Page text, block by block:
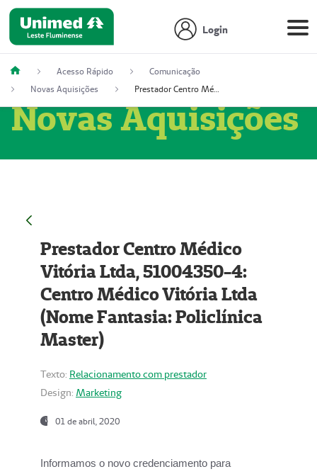
Login
Acesso Rápido
Comunicação
Novas Aquisições
Prestador Centro Médico Vitória Ltda, 51004350-4: Centro Médico Vitória Ltda (Nome Fantasia: Policlínica Master)
Novas Aquisições
Prestador Centro Médico
Vitória Ltda, 51004350-4:
Centro Médico Vitória Ltda
(Nome Fantasia: Policlínica
Master)
Texto: Relacionamento com prestador
Design: Marketing
01 de abril, 2020
Informamos o novo credenciamento para